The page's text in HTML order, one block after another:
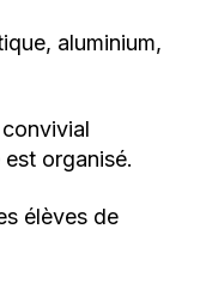
aluminium,
organisé.
élèves de